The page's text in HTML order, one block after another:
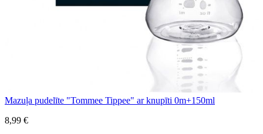
Mazuļa pudelīte "Tommee Tippee" ar knupīti 0m+150ml
8,99 €